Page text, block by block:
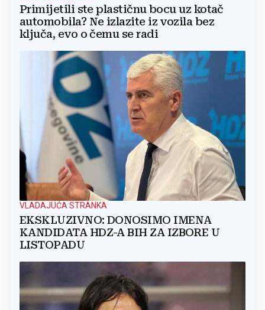
Primijetili ste plastičnu bocu uz kotač
automobila? Ne izlazite iz vozila bez
ključa, evo o čemu se radi
VLADAJUĆA STRANKA
EKSKLUZIVNO: DONOSIMO IMENA
KANDIDATA HDZ-A BIH ZA IZBORE U
LISTOPADU